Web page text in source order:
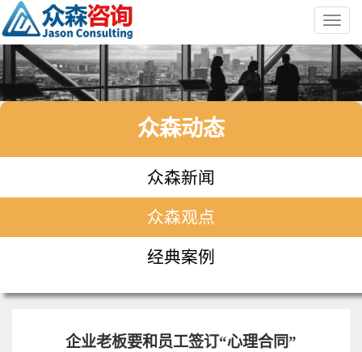
众森动态
众森新闻
众森观点
经典案例
企业老板要和员工签订“心理合同”